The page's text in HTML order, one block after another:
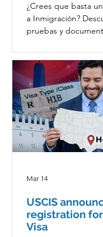
¿Crees que basta
a Inmigración?
pruebas y
USCIS
registration for
Visa
Mar 14